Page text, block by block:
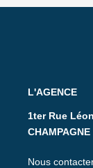
L'AGENCE
1ter Rue
CHAMPAGNE
Nous